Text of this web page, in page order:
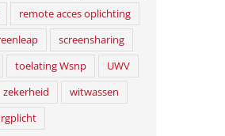
remote acces oplichting
screensharing
toelating Wsnp
UWV
zekerheid
witwassen